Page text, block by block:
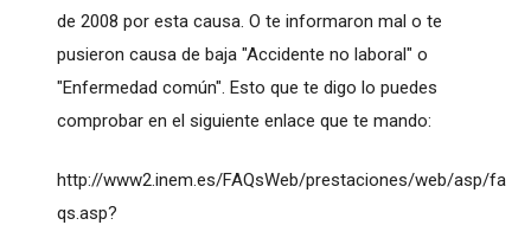
de 2008 por esta causa. O te informaron mal o te
pusieron causa de baja "Accidente no laboral" o
"Enfermedad común". Esto que te digo lo puedes
comprobar en el siguiente enlace que te mando:
http://www2.inem.es/FAQsWeb/prestaciones/web/asp/fa
qs.asp?